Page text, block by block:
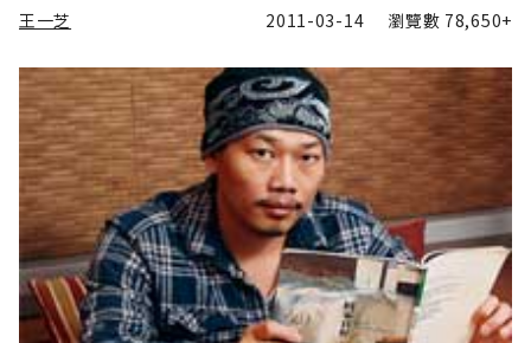
王一芝
王一芝 加入追蹤
2011-03-14 瀏覽數 78,650+